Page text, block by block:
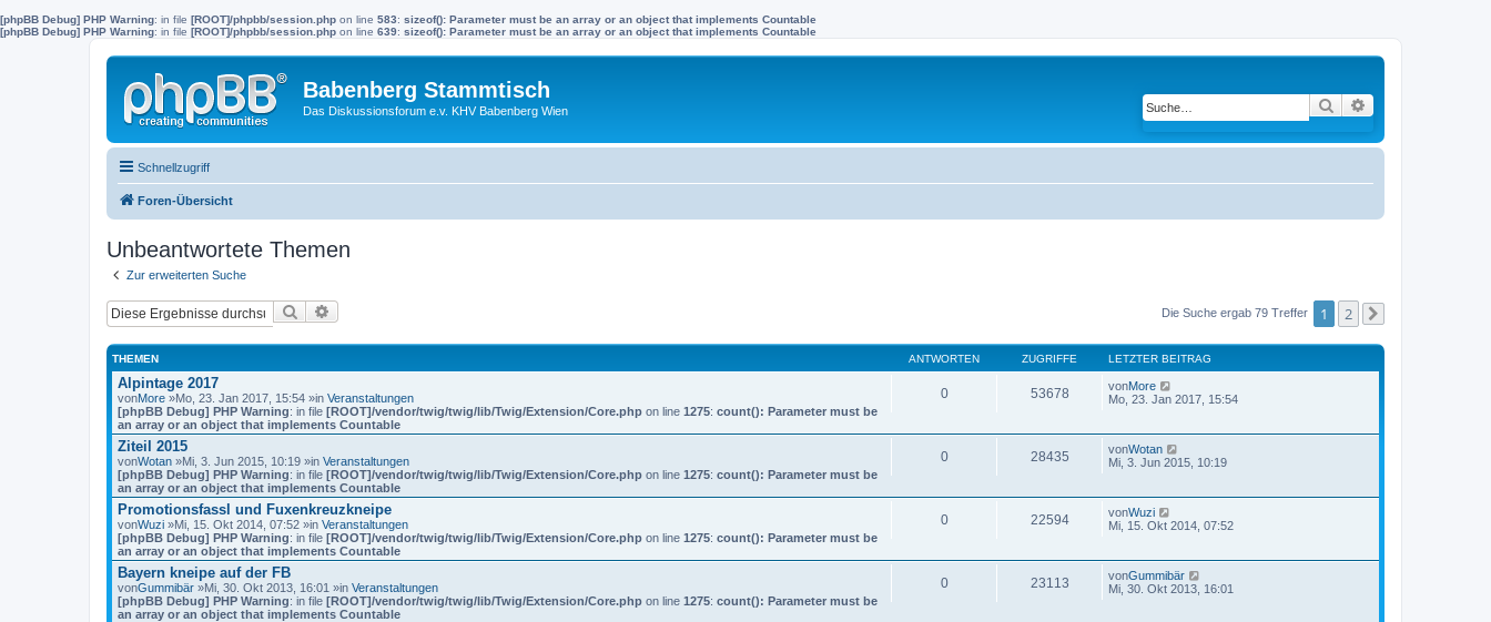
[phpBB Debug] PHP Warning: in file [ROOT]/phpbb/session.php on line 583: sizeof(): Parameter must be an array or an object that implements Countable
[phpBB Debug] PHP Warning: in file [ROOT]/phpbb/session.php on line 639: sizeof(): Parameter must be an array or an object that implements Countable
Babenberg Stammtisch
Das Diskussionsforum e.v. KHV Babenberg Wien Suche
Schnellzugriff
Foren-Übersicht
Unbeantwortete Themen
Zur erweiterten Suche
Suche Die Suche ergab 79 Treffer 1 2
THEMEN ANTWORTEN ZUGRIFFE LETZTER BEITRAG
Alpintage 2017
vonMore »Mo, 23. Jan 2017, 15:54 »in Veranstaltungen
[phpBB Debug] PHP Warning: in file [ROOT]/vendor/twig/twig/lib/Twig/Extension/Core.php on line 1275: count(): Parameter must be
an array or an object that implements Countable
0 53678 vonMore
Mo, 23. Jan 2017, 15:54
Ziteil 2015
vonWotan »Mi, 3. Jun 2015, 10:19 »in Veranstaltungen
[phpBB Debug] PHP Warning: in file [ROOT]/vendor/twig/twig/lib/Twig/Extension/Core.php on line 1275: count(): Parameter must be
an array or an object that implements Countable
0 28435 vonWotan
Mi, 3. Jun 2015, 10:19
Promotionsfassl und Fuxenkreuzkneipe
vonWuzi »Mi, 15. Okt 2014, 07:52 »in Veranstaltungen
[phpBB Debug] PHP Warning: in file [ROOT]/vendor/twig/twig/lib/Twig/Extension/Core.php on line 1275: count(): Parameter must be
an array or an object that implements Countable
0 22594 vonWuzi
Mi, 15. Okt 2014, 07:52
Bayern kneipe auf der FB
vonGummibär »Mi, 30. Okt 2013, 16:01 »in Veranstaltungen
[phpBB Debug] PHP Warning: in file [ROOT]/vendor/twig/twig/lib/Twig/Extension/Core.php on line 1275: count(): Parameter must be
an array or an object that implements Countable
0 23113 vonGummibär
Mi, 30. Okt 2013, 16:01